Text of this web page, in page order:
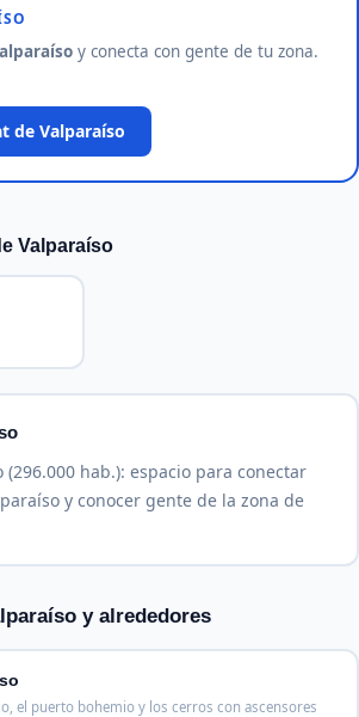
y conecta con gente de tu zona.
de Valparaíso
Valparaíso
(296.000 hab.): espacio para conectar
y conocer gente de la zona de
y alrededores
el puerto bohemio y los cerros con ascensores